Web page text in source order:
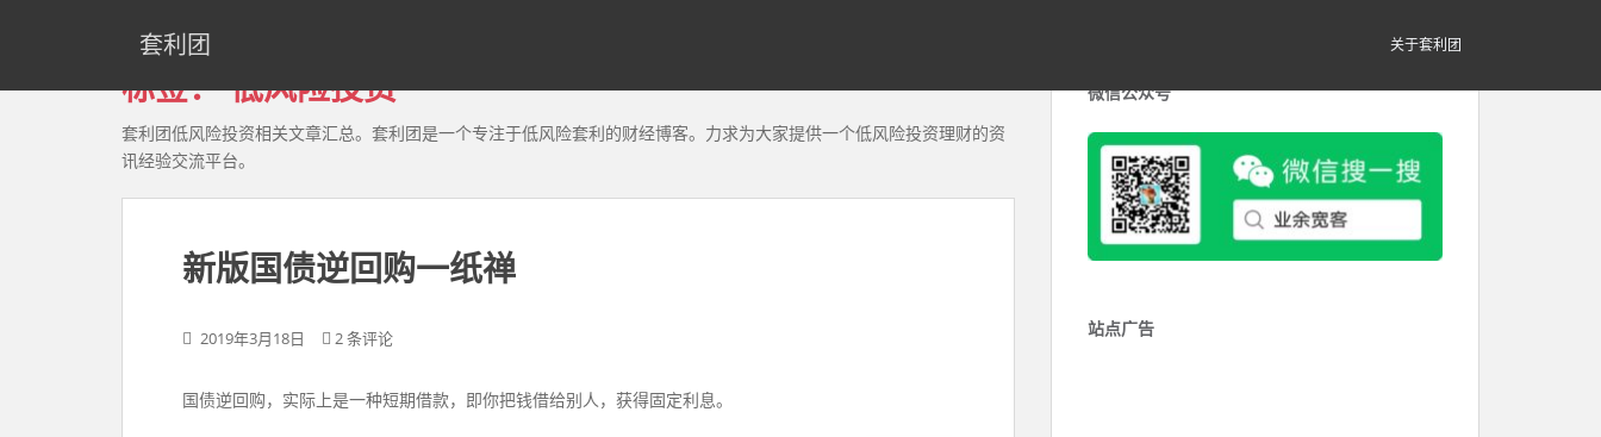
p
套利团 关于套利团
标签：低风险投资
套利团低风险投资相关文章汇总。套利团是一个专注于低风险套利的财经博客。力求为大家提供一个低风险投资理财的资
讯经验交流平台。
新版国债逆回购一纸禅
2019年3月18日 2 条评论
国债逆回购，实际上是一种短期借款，即你把钱借给别人，获得固定利息。
微信公众号
站点广告